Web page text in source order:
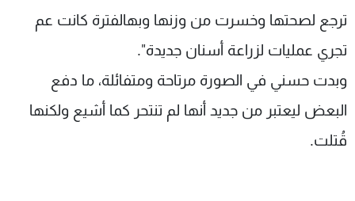
ترجع لصحتها وخسرت من وزنها وبهالفترة كانت عم
تجري عمليات لزراعة أسنان جديدة".
وبدت حسني في الصورة مرتاحة ومتفائلة، ما دفع
البعض ليعتبر من جديد أنها لم تنتحر كما أشيع ولكنها
قُتلت.